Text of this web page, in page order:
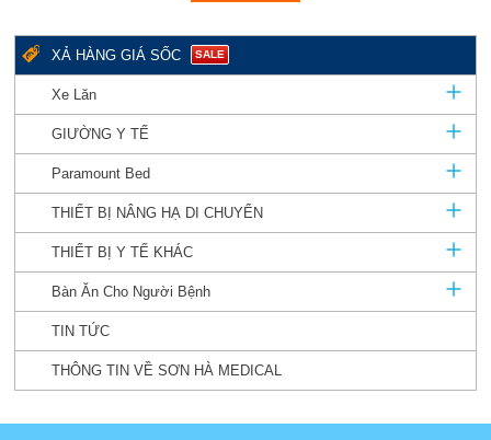
XẢ HÀNG GIÁ SỐC SALE
Xe Lăn
GIƯỜNG Y TẾ
Paramount Bed
THIẾT BỊ NÂNG HẠ DI CHUYỂN
THIẾT BỊ Y TẾ KHÁC
Bàn Ăn Cho Người Bệnh
TIN TỨC
THÔNG TIN VỀ SƠN HÀ MEDICAL